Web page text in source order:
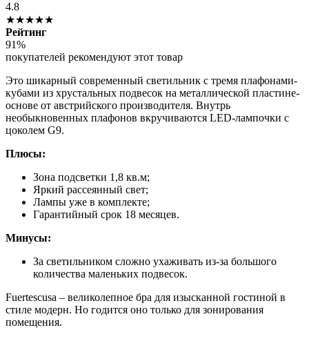
4.8
★★★★★
Рейтинг
91%
покупателей рекомендуют этот товар
Это шикарный современный светильник с тремя плафонами-
кубами из хрустальных подвесок на металлической пластине-
основе от австрийского производителя. Внутрь
необыкновенных плафонов вкручиваются LED-лампочки с
цоколем G9.
Плюсы:
Зона подсветки 1,8 кв.м;
Яркий рассеянный свет;
Лампы уже в комплекте;
Гарантийный срок 18 месяцев.
Минусы:
За светильником сложно ухаживать из-за большого
количества маленьких подвесок.
Fuertescusa – великолепное бра для изысканной гостиной в
стиле модерн. Но годится оно только для зонирования
помещения.